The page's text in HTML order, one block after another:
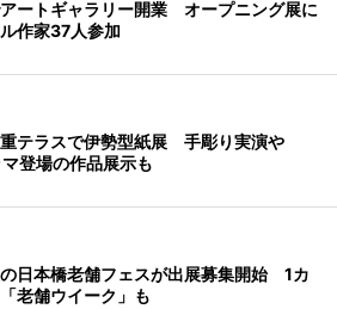
アートギャラリー開業 オープニング展に
作家37人参加
テラスで伊勢型紙展 手彫り実演や
登場の作品展示も
日本橋老舗フェスが出展募集開始 1カ
老舗ウイーク」も